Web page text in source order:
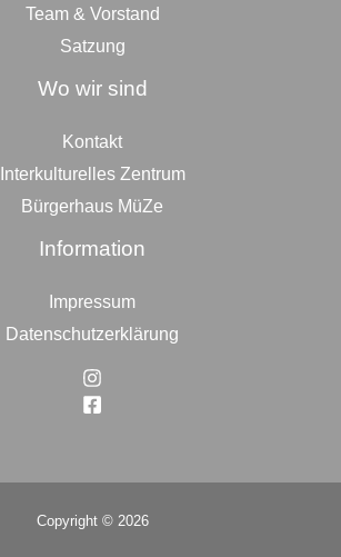
Team & Vorstand
Satzung
Wo wir sind
Kontakt
Interkulturelles Zentrum
Bürgerhaus MüZe
Information
Impressum
Datenschutzerklärung
Copyright © 2026